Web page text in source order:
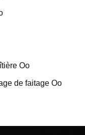
Oo
de faitage Oo